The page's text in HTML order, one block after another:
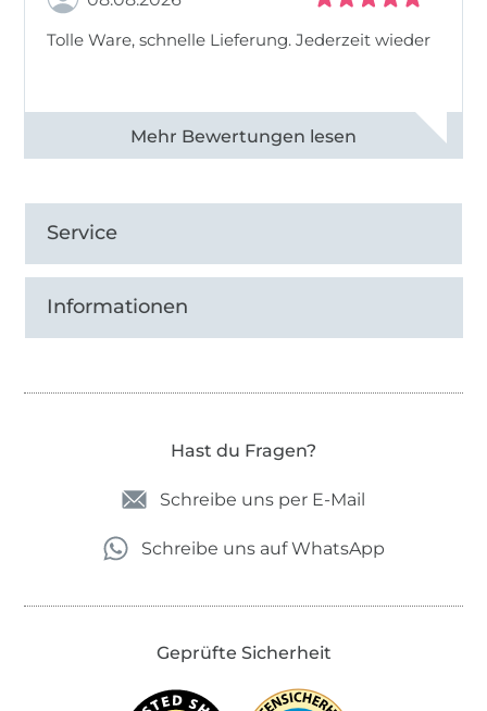
Tolle Ware, schnelle Lieferung. Jederzeit wieder
Alle 83013 Bewertungen ansehen
Service
Informationen
Hast du Fragen?
Schreibe uns per E-Mail
Schreibe uns auf WhatsApp
Geprüfte Sicherheit